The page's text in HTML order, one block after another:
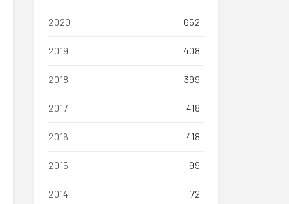
2020 652
2019 408
2018 399
2017 418
2016 418
2015 99
2014 72